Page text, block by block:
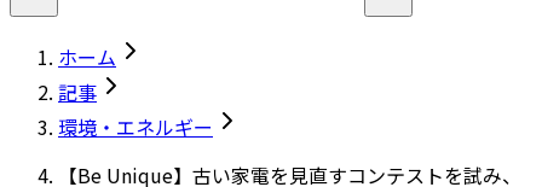
ホーム
記事
環境・エネルギー
【Be Unique】古い家電を見直すコンテストを試み、